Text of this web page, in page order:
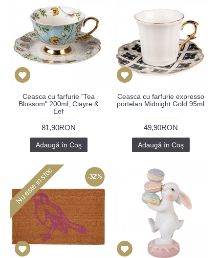
Ceasca cu farfurie "Tea
Blossom" 200ml, Clayre &
Eef
81,90RON
Adaugă în Coş
Ceasca cu farfurie expresso
portelan Midnight Gold 95ml
49,90RON
Adaugă în Coş
-32%
Nu este in stoc